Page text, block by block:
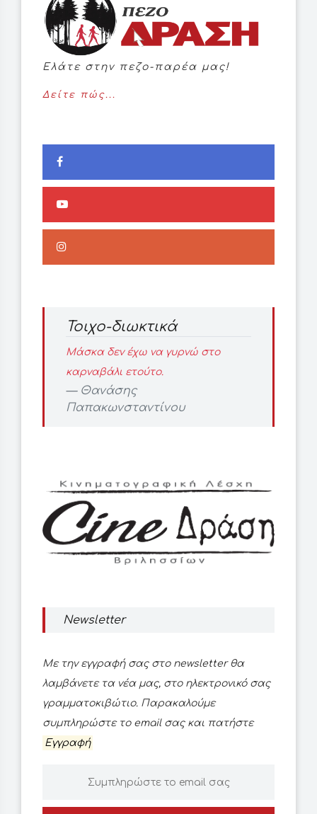
Ελάτε στην πεζο-παρέα μας!
Δείτε πώς...
Τοιχο-διωκτικά
Μάσκα δεν έχω να γυρνώ στο
καρναβάλι ετούτο.
Θανάσης
Παπακωνσταντίνου
Newsletter
Με την εγγραφή σας στο newsletter θα
λαμβάνετε τα νέα μας, στο ηλεκτρονικό σας
γραμματοκιβώτιο. Παρακαλούμε
συμπληρώστε το email σας και πατήστε
Εγγραφή